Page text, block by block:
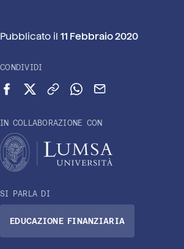
Pubblicato il 11 Febbraio 2020
CONDIVIDI
Condividi su Facebook
Condividi su X (Twitter)
Copia link
Condividi su WhatsApp
Invia via email
IN COLLABORAZIONE CON
SI PARLA DI
EDUCAZIONE FINANZIARIA